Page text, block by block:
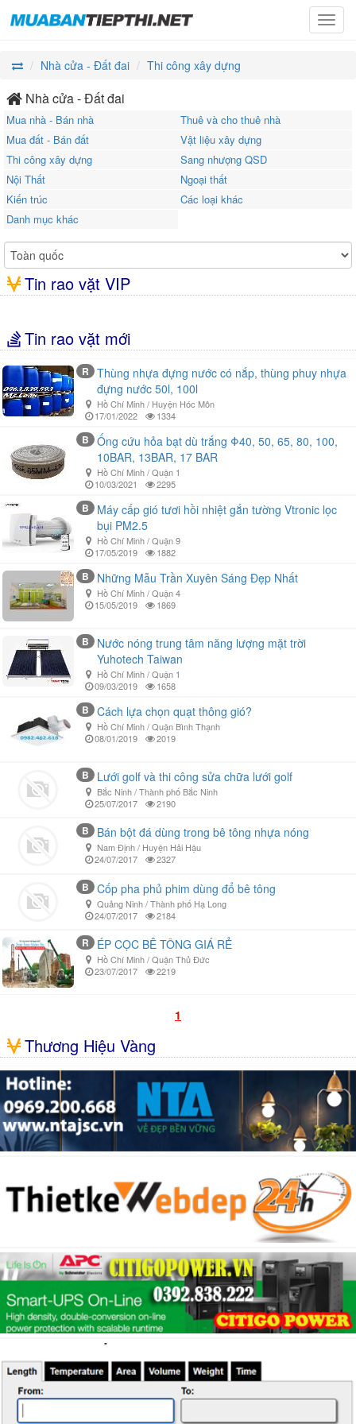
Nhà cửa - Đất đai
Thi công xây dựng
Nhà cửa - Đất đai
Mua nhà - Bán nhà
Thuê và cho thuê nhà
Mua đất - Bán đất
Vật liệu xây dựng
Thi công xây dựng
Sang nhượng QSD
Nội Thất
Ngoại thất
Kiến trúc
Các loại khác
Danh mục khác
Tin rao vặt VIP
Tin rao vặt mới
R
Thùng nhựa đựng nước có nắp, thùng phuy nhựa
đựng nước 50l, 100l
Hồ Chí Minh / Huyện Hóc Môn
17/01/2022
1334
B
Ống cứu hỏa bạt dù trắng Φ40, 50, 65, 80, 100,
10BAR, 13BAR, 17 BAR
Hồ Chí Minh / Quận 1
10/03/2021
2295
B
Máy cấp gió tươi hồi nhiệt gắn tường Vtronic lọc
bụi PM2.5
Hồ Chí Minh / Quận 9
17/05/2019
1882
B Những Mẫu Trần Xuyên Sáng Đẹp Nhất
Hồ Chí Minh / Quận 4
15/05/2019
1869
B
Nước nóng trung tâm năng lượng mặt trời
Yuhotech Taiwan
Hồ Chí Minh / Quận 1
09/03/2019
1658
B Cách lựa chọn quạt thông gió?
Hồ Chí Minh / Quận Bình Thạnh
08/01/2019
2019
B Lưới golf và thi công sửa chữa lưới golf
Bắc Ninh / Thành phố Bắc Ninh
25/07/2017
2190
B Bán bột đá dùng trong bê tông nhựa nóng
Nam Định / Huyện Hải Hậu
24/07/2017
2327
B Cốp pha phủ phim dùng đổ bê tông
Quảng Ninh / Thành phố Hạ Long
24/07/2017
2184
R ÉP CỌC BÊ TÔNG GIÁ RẺ
Hồ Chí Minh / Quận Thủ Đức
23/07/2017
2219
1
Thương Hiệu Vàng